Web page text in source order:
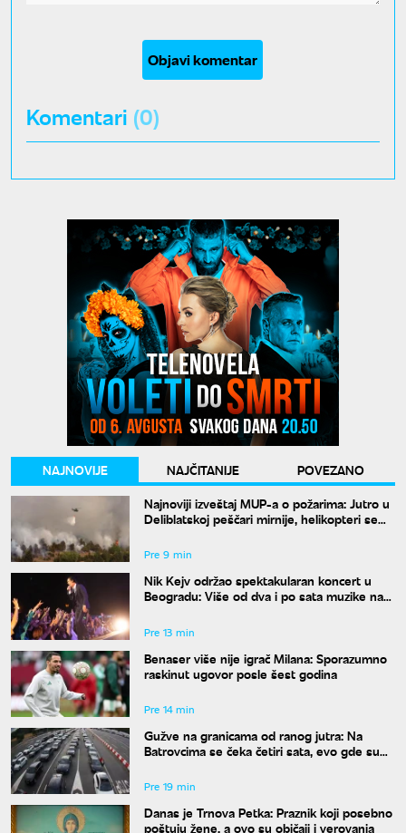
Objavi komentar
Komentari (0)
NAJNOVIJE NAJČITANIJE
POVEZANO
Najnoviji izveštaj MUP-a o požarima: Jutro u
Deliblatskoj peščari mirnije, helikopteri se
Pre 9 min
Nik Kejv održao spektakularan koncert u
Beogradu: Više od dva i po sata muzike na
Pre 13 min
Benaser više nije igrač Milana: Sporazumno
raskinut ugovor posle šest godina
Pre 14 min
Gužve na granicama od ranog jutra: Na
Batrovcima se čeka četiri sata, evo gde su
Pre 19 min
Danas je Trnova Petka: Praznik koji posebno
poštuju žene, a ovo su običaji i verovanja